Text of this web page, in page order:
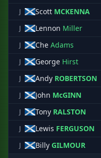
J Scott MCKENNA
J Lennon Miller
J Che Adams
J
George Hirst
J
Andy ROBERTSON
J
John McGINN
J
Tony RALSTON
J
Lewis FERGUSON
J
Billy GILMOUR